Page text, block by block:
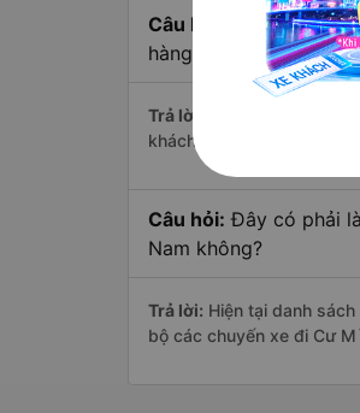
Câu hỏi:
Xe
hàng đánh giá tốt
Trả lời:
khách hàng – một con số
Câu hỏi: Đây có phải
Nam không?
Trả lời: Hiện tại danh
bộ các chuyến xe đi Cư